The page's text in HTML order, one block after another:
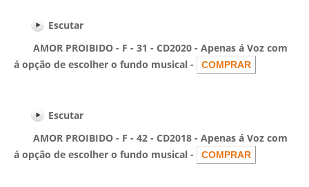
Escutar
AMOR PROIBIDO - F - 31 - CD2020 - Apenas á Voz com
á opção de escolher o fundo musical -
Escutar
AMOR PROIBIDO - F - 42 - CD2018 - Apenas á Voz com
á opção de escolher o fundo musical -